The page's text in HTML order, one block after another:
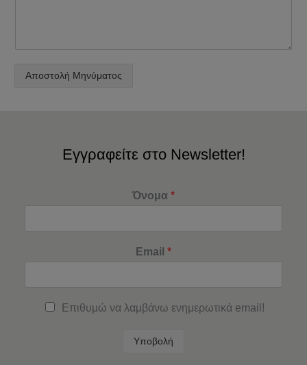
Αποστολή Μηνύματος
Εγγραφείτε στο Newsletter!
Όνομα *
Email *
Επιθυμώ να λαμβάνω ενημερωτικά email!
Υποβολή